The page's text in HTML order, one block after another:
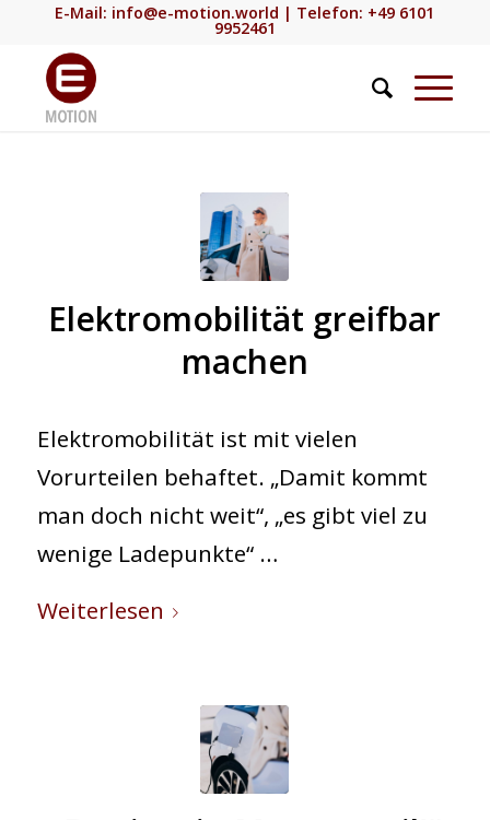
E-Mail: info@e-motion.world | Telefon: +49 6101
9952461
by PH888
Elektromobilität greifbar
machen
Elektromobilität ist mit vielen
Vorurteilen behaftet. „Damit kommt
man doch nicht weit“, „es gibt viel zu
wenige Ladepunkte“ …
Weiterlesen